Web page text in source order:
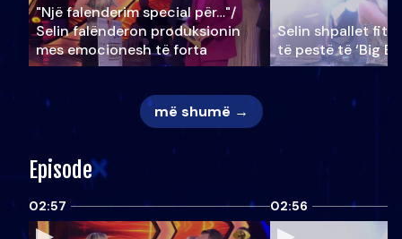
"Një falenderim special për…"/
Selin falënderon produksionin
mes emocionesh të forta
Selin shpallet
të pestë të ‘Big
më shumë →
Episode
02:57 02:56